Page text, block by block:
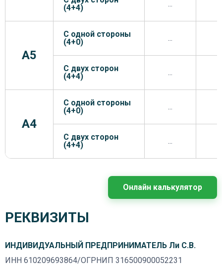
(4+4)
...
A5
С одной стороны
(4+0)
...
С двух сторон
(4+4)
...
A4
С одной стороны
(4+0)
...
С двух сторон
(4+4)
...
Онлайн калькулятор
РЕКВИЗИТЫ
ИНДИВИДУАЛЬНЫЙ ПРЕДПРИНИМАТЕЛЬ Ли С.В.
ИНН 610209693864/ОГРНИП 316500900052231